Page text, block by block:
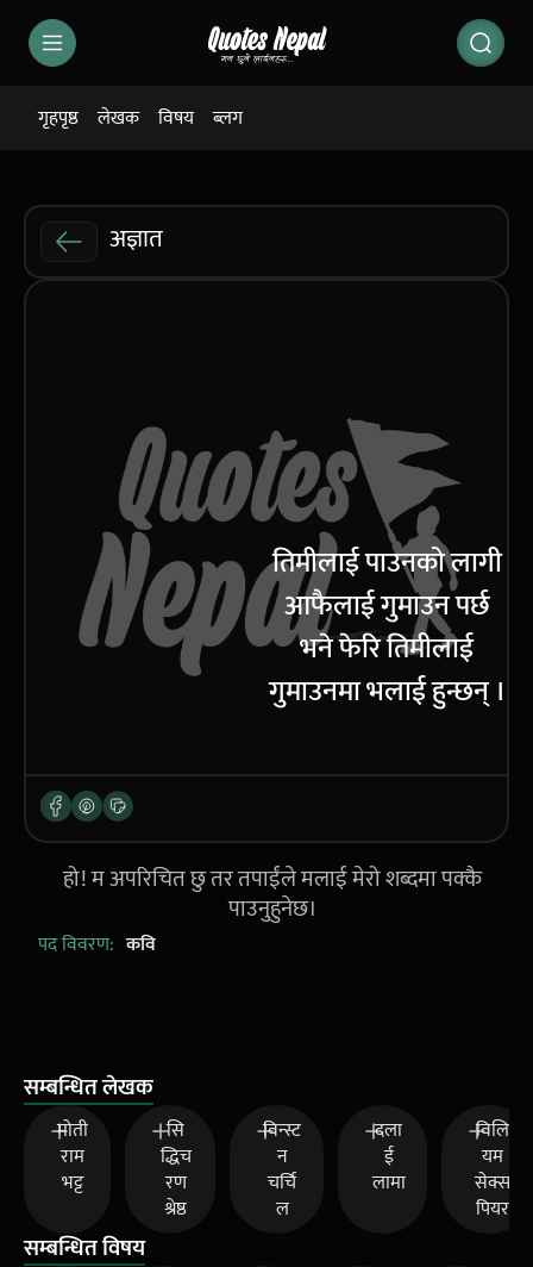
गृहपृष्ठ लेखक विषय ब्लग
अज्ञात
तिमीलाई पाउनको लागी
आफैलाई गुमाउन पर्छ
भने फेरि तिमीलाई
गुमाउनमा भलाई हुन्छन् ।
हो! म अपरिचित छु तर तपाईंले मलाई मेरो शब्दमा पक्कै
पाउनुहुनेछ।
पद विवरण: कवि
सम्बन्धित लेखक
मोती
राम
भट्ट
सि
द्धिच
रण
श्रेष्ठ
विन्स्ट
न
चर्चि
ल
दला
ई
लामा
विलि
यम
सेक्स
पियर
सम्बन्धित विषय